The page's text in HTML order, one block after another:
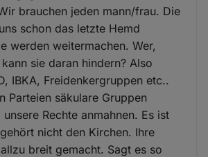
brauchen jeden mann/frau. Die
schon das letzte Hemd
werden weitermachen. Wer,
sie daran hindern? Also
IBKA, Freidenkergruppen etc..
Parteien säkulare Gruppen
Rechte anmahnen. Es ist
nicht den Kirchen. Ihre
breit gemacht. Sagt es so